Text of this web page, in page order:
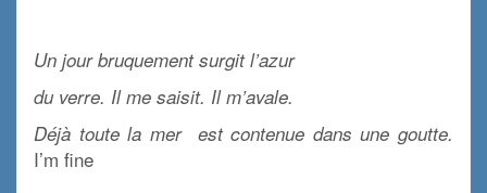
Un jour bruquement surgit l’azur
du verre. Il me saisit. Il m’avale.
Déjà toute la mer est contenue dans une goutte.
I’m fine